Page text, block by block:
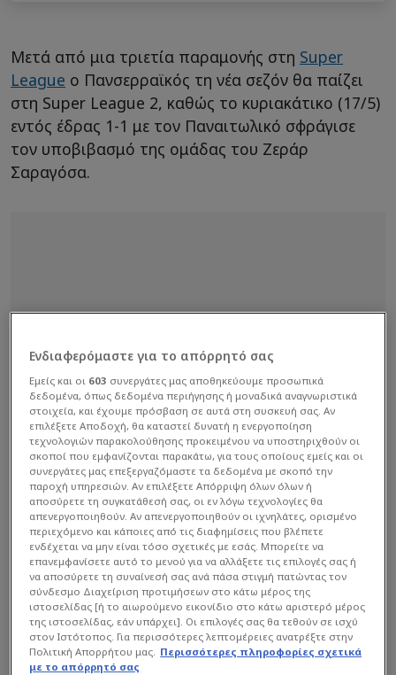
Mετά από μια τριετία παραμονής στη Super
League o Πανσερραϊκός τη νέα σεζόν θα παίζει
στη Super League 2, καθώς το κυριακάτικο (17/5)
εντός έδρας 1-1 με τον Παναιτωλικό σφράγισε
τον υποβιβασμό της ομάδας του Ζεράρ
Σαραγόσα.
Ενδιαφερόμαστε για το απόρρητό σας
Εμείς και οι 603 συνεργάτες μας αποθηκεύουμε προσωπικά
δεδομένα, όπως δεδομένα περιήγησης ή μοναδικά αναγνωριστικά
στοιχεία, και έχουμε πρόσβαση σε αυτά στη συσκευή σας. Αν
επιλέξετε Αποδοχή, θα καταστεί δυνατή η ενεργοποίηση
τεχνολογιών παρακολούθησης προκειμένου να υποστηριχθούν οι
σκοποί που εμφανίζονται παρακάτω, για τους οποίους εμείς και οι
συνεργάτες μας επεξεργαζόμαστε τα δεδομένα με σκοπό την
παροχή υπηρεσιών. Αν επιλέξετε Απόρριψη όλων όλων ή
αποσύρετε τη συγκατάθεσή σας, οι εν λόγω τεχνολογίες θα
απενεργοποιηθούν. Αν απενεργοποιηθούν οι ιχνηλάτες, ορισμένο
περιεχόμενο και κάποιες από τις διαφημίσεις που βλέπετε
ενδέχεται να μην είναι τόσο σχετικές με εσάς. Μπορείτε να
επανεμφανίσετε αυτό το μενού για να αλλάξετε τις επιλογές σας ή
να αποσύρετε τη συναίνεσή σας ανά πάσα στιγμή πατώντας τον
σύνδεσμο Διαχείριση προτιμήσεων στο κάτω μέρος της
ιστοσελίδας [ή το αιωρούμενο εικονίδιο στο κάτω αριστερό μέρος
της ιστοσελίδας, εάν υπάρχει]. Οι επιλογές σας θα τεθούν σε ισχύ
στον Ιστότοπος. Για περισσότερες λεπτομέρειες ανατρέξτε στην
Πολιτική Απορρήτου μας. Περισσότερες πληροφορίες σχετικά
με το απόρρητό σας